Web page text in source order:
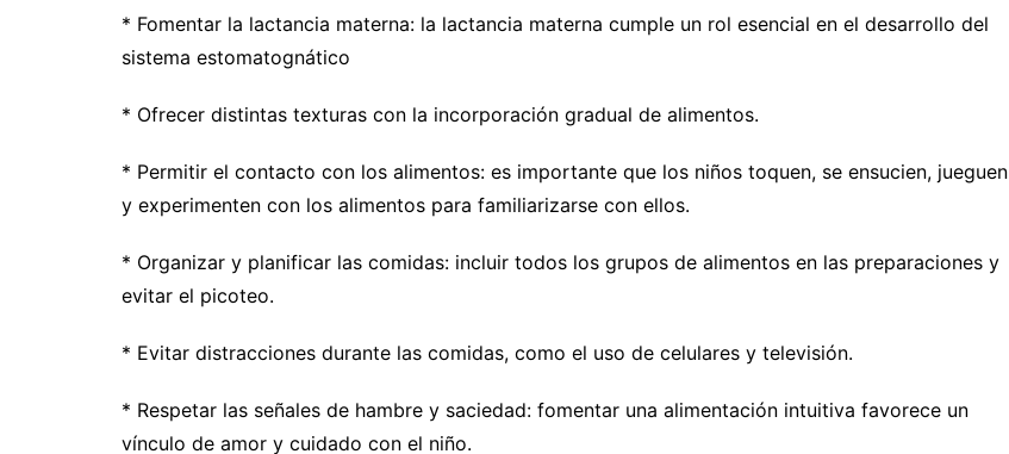
* Fomentar la lactancia materna: la lactancia materna cumple un rol esencial en el desarrollo del
sistema estomatognático
* Ofrecer distintas texturas con la incorporación gradual de alimentos.
* Permitir el contacto con los alimentos: es importante que los niños toquen, se ensucien, jueguen
y experimenten con los alimentos para familiarizarse con ellos.
* Organizar y planificar las comidas: incluir todos los grupos de alimentos en las preparaciones y
evitar el picoteo.
* Evitar distracciones durante las comidas, como el uso de celulares y televisión.
* Respetar las señales de hambre y saciedad: fomentar una alimentación intuitiva favorece un
vínculo de amor y cuidado con el niño.